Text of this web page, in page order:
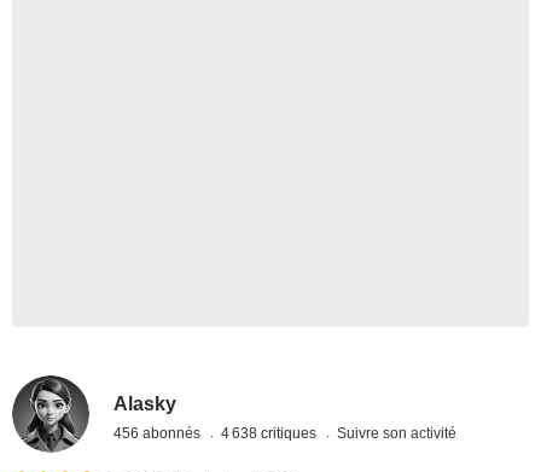
Alasky
456 abonnés 4 638 critiques Suivre son activité